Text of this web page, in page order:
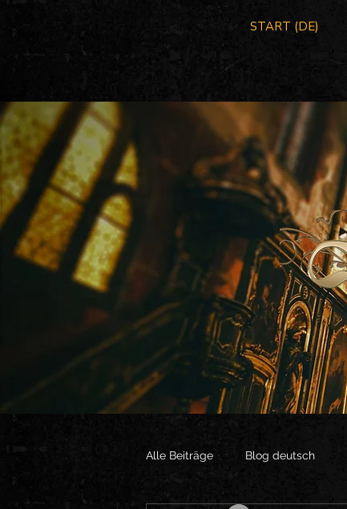
START (DE)
Alle Beiträge Blog deutsch